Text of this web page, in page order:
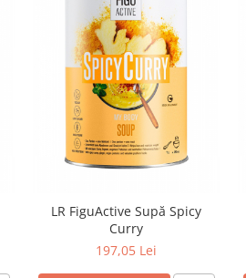
LR FiguActive Supă Spicy
Curry
197,05 Lei